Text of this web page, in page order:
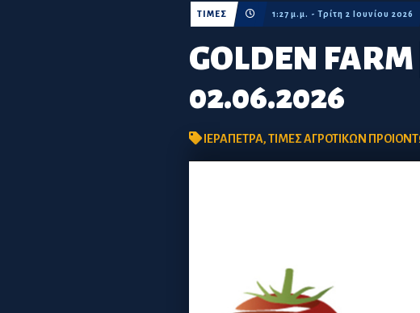
GOLDEN
02.06.2026
ΤΙΜΕΣ 1:27 μ.μ. - Τρίτη 2 Ιουνίου 2026
ΙΕΡΑΠΕΤΡΑ,ΤΙΜΕΣ ΑΓΡΟΤΙΚΩΝ